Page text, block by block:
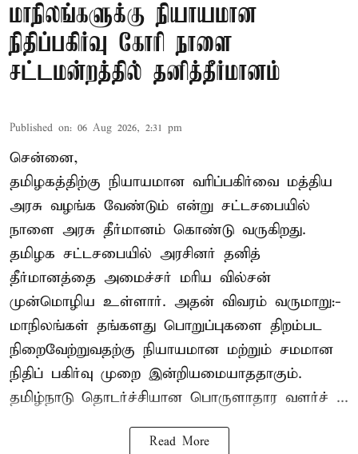
மாநிலங்களுக்கு நியாயமான
நிதிப்பகிர்வு கோரி நாளை
சட்டமன்றத்தில் தனித்தீர்மானம்
Published on: 06 Aug 2026, 2:31 pm
சென்னை,
தமிழகத்திற்கு நியாயமான வரிப்பகிர்வை மத்திய
அரசு வழங்க வேண்டும் என்று சட்டசபையில்
நாளை அரசு தீர்மானம் கொண்டு வருகிறது.
தமிழக சட்டசபையில் அரசினர் தனித்
தீர்மானத்தை அமைச்சர் மரிய வில்சன்
முன்மொழிய உள்ளார். அதன் விவரம் வருமாறு:-
மாநிலங்கள் தங்களது பொறுப்புகளை திறம்பட
நிறைவேற்றுவதற்கு நியாயமான மற்றும் சமமான
நிதிப் பகிர்வு முறை இன்றியமையாததாகும்.
தமிழ்நாடு தொடர்ச்சியான பொருளாதார வளர்ச் ...
Read More